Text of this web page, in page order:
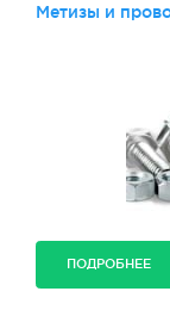
Метизы и
ПОДРОБНЕЕ